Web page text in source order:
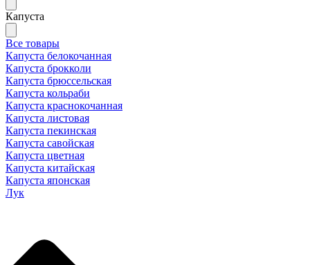
Капуста
Все товары
Капуста белокочанная
Капуста брокколи
Капуста брюссельская
Капуста кольраби
Капуста краснокочанная
Капуста листовая
Капуста пекинская
Капуста савойская
Капуста цветная
Капуста китайская
Капуста японская
Лук